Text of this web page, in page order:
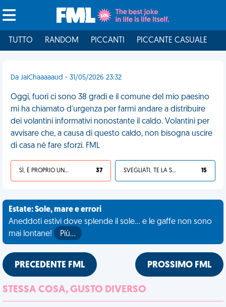
TUTTO RANDOM PICCANTI PICCANTE CASUALE
Da JaiChaaaaaud - 31/05/2026 23:32
Oggi, fuori ci sono 38 gradi e il comune del mio paesino
mi ha chiamato d'urgenza per farmi andare a distribuire
dei volantini informativi nonostante il caldo. Volantini per
avvisare che, a causa di questo caldo, non bisogna uscire
di casa né fare sforzi. FML
SÌ, È PROPRIO UNA VDM! 37 SVEGLIATI, TE LA SEI CERCATA! 15
Estate: Sole, mare e errori
Aneddoti estivi dove splende il sole... e le gaffe non sono
mai lontane!
Più…
PRECEDENTE FML PROSSIMO FML
STESSA COSA, GUSTO DIVERSO